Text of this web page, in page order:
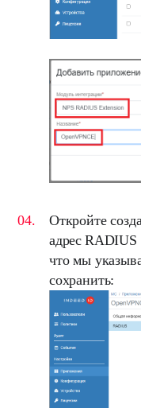
Откройте
адрес RADIUS
что мы
сохранить: